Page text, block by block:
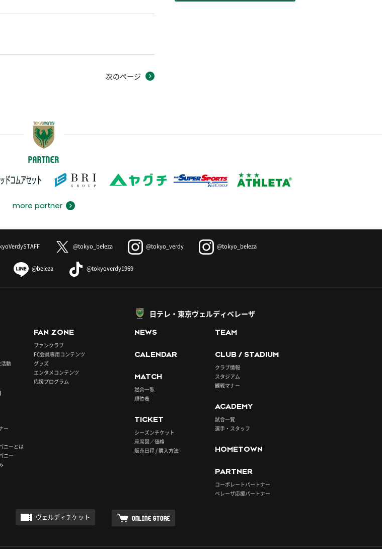
次のページ
PARTNER
more partner
@tokyo_beleza @tokyo_verdy @tokyo_beleza
@beleza @tokyoverdy1969
動
ー
ニーとは
ニー
FAN ZONE
ファンクラブ
FC会員専用コンテンツ
グッズ
エンタメコンテンツ
応援プログラム
日テレ・東京ヴェルディベレーザ
NEWS
CALENDAR
MATCH
試合一覧
順位表
TICKET
シーズンチケット
座席図／価格
販売日程 / 購入方法
TEAM
CLUB / STADIUM
クラブ情報
スタジアム
観戦マナー
ACADEMY
試合一覧
選手・スタッフ
HOMETOWN
PARTNER
コーポレートパートナー
ベレーザ応援パートナー
ヴェルディチケット ONLINE STORE